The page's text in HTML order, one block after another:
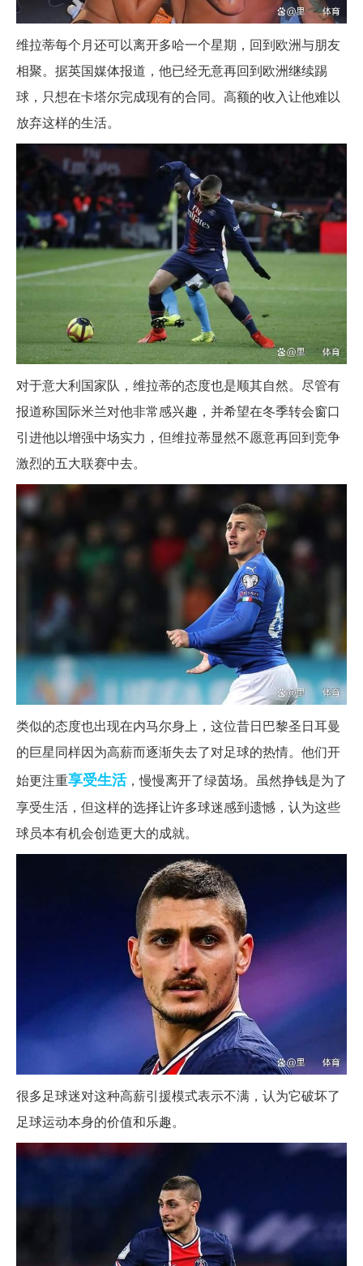
维拉蒂每个月还可以离开多哈一个星期，回到欧洲与朋友
相聚。据英国媒体报道，他已经无意再回到欧洲继续踢
球，只想在卡塔尔完成现有的合同。高额的收入让他难以
放弃这样的生活。
对于意大利国家队，维拉蒂的态度也是顺其自然。尽管有
报道称国际米兰对他非常感兴趣，并希望在冬季转会窗口
引进他以增强中场实力，但维拉蒂显然不愿意再回到竞争
激烈的五大联赛中去。
类似的态度也出现在内马尔身上，这位昔日巴黎圣日耳曼
的巨星同样因为高薪而逐渐失去了对足球的热情。他们开
始更注重享受生活，慢慢离开了绿茵场。虽然挣钱是为了
享受生活，但这样的选择让许多球迷感到遗憾，认为这些
球员本有机会创造更大的成就。
很多足球迷对这种高薪引援模式表示不满，认为它破坏了
足球运动本身的价值和乐趣。